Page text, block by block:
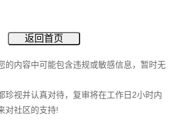
返回首页
的内容中可能包含违规或敏感信息，暂时无
珍视并认真对待，复审将在工作日2小时内
对社区的支持!